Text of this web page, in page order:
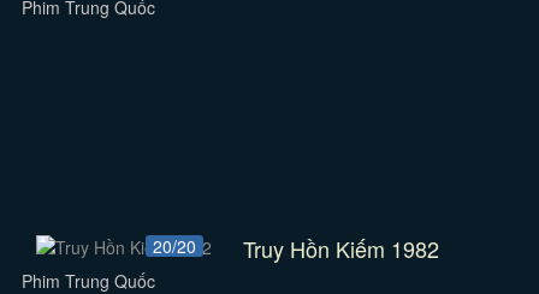
Phim Trung Quốc
20/20 Truy Hồn Kiếm 1982
Phim Trung Quốc